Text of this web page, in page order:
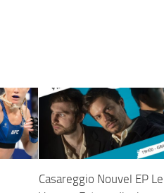
Casareggio Nouvel EP Le